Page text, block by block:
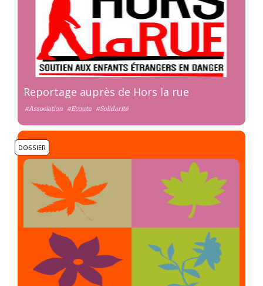
Reportage auprès de Hors la rue
#Association #Ecoute #Solidarité
DOSSIER